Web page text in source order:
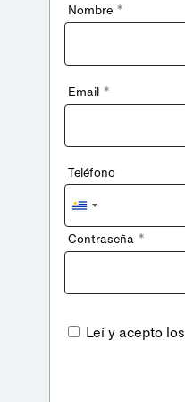
Nombre *
Email *
Teléfono
Uruguay
+598
Contraseña *
Leí y acepto los